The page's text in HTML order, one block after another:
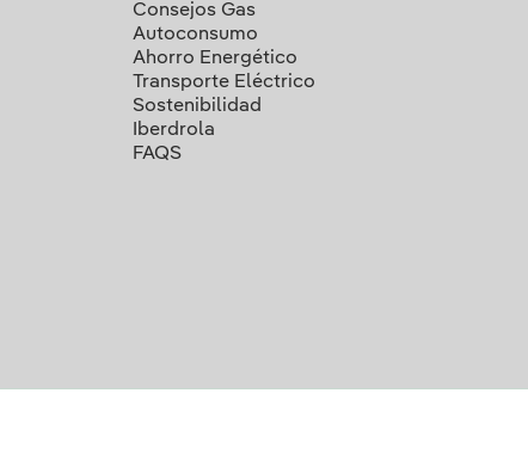
Consejos Gas
Autoconsumo
Ahorro Energético
Transporte Eléctrico
Sostenibilidad
Iberdrola
FAQS